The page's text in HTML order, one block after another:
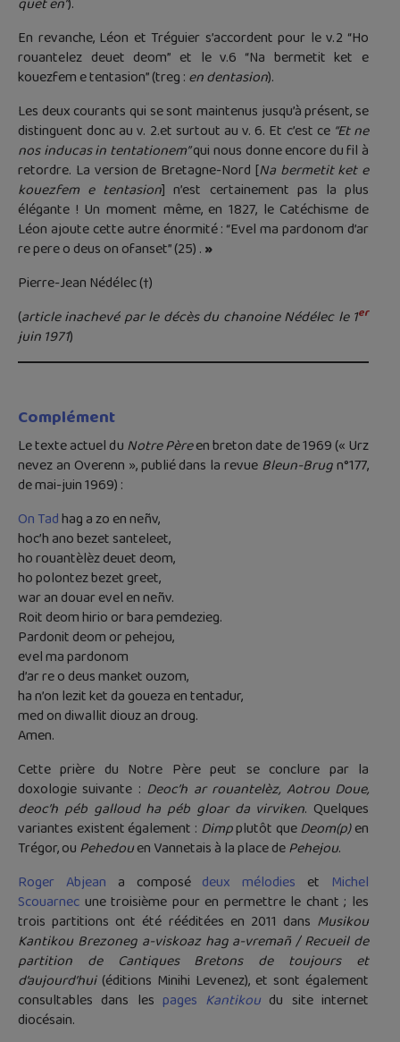
En revanche, Léon et Tréguier s’accordent pour le v.2 “Ho
rouantelez deuet deom” et le v.6 “Na bermetit ket e
kouezfem e tentasion” (treg : en dentasion).
Les deux courants qui se sont maintenus jusqu’à présent, se
distinguent donc au v. 2.et surtout au v. 6. Et c’est ce “Et ne
nos inducas in tentationem”qui nous donne encore du fil à
retordre. La version de Bretagne-Nord [Na bermetit ket e
kouezfem e tentasion] n’est certainement pas la plus
élégante ! Un moment même, en 1827, le Catéchisme de
Léon ajoute cette autre énormité : “Evel ma pardonom d’ar
re pere o deus on ofanset” (25) . »
Pierre-Jean Nédélec (†)
(article inachevé par le décès du chanoine Nédélec le 1er
juin 1971)
Complément
Le texte actuel du Notre Pèreen breton date de 1969 (« Urz
nevez an Overenn », publié dans la revue Bleun-Brugn°177,
de mai-juin 1969) :
On Tadhag a zo en neñv,
hoc’h ano bezet santeleet,
ho rouantèlèz deuet deom,
ho polontez bezet greet,
war an douar evel en neñv.
Roit deom hirio or bara pemdezieg.
Pardonit deom or pehejou,
evel ma pardonom
d’ar re o deus manket ouzom,
ha n’on lezit ket da goueza en tentadur,
med on diwallit diouz an droug.
Amen.
Cette prière du Notre Père peut se conclure par la
doxologie suivante : Deoc’h ar rouantelèz, Aotrou Doue,
deoc’h péb galloud ha péb gloar da virviken. Quelques
variantes existent également : Dimpplutôt queDeom(p)en
Trégor, ou Pehedouen Vannetais à la place dePehejou.
Roger Abjean a composé deux mélodies et Michel
Scouarnec une troisième pour en permettre le chant ; les
trois partitions ont été rééditées en 2011 dans Musikou
Kantikou Brezoneg a-viskoaz hag a-vremañ / Recueil de
partition de Cantiques Bretons de toujours et
d’aujourd’hui(éditions Minihi Levenez), et sont également
consultables dans les pages Kantikou du site internet
diocésain.